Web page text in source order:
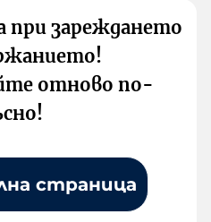
при зареждането
отново по-
страница